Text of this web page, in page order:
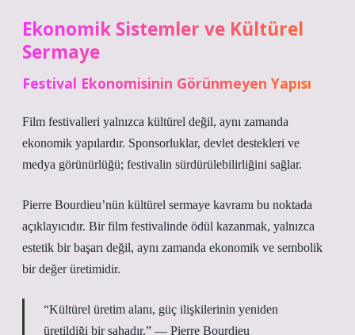
Ekonomik Sistemler ve Kültürel
Sermaye
Festival Ekonomisinin Görünmeyen Yapısı
Film festivalleri yalnızca kültürel değil, aynı zamanda
ekonomik yapılardır. Sponsorluklar, devlet destekleri ve
medya görünürlüğü; festivalin sürdürülebilirliğini sağlar.
Pierre Bourdieu’nün kültürel sermaye kavramı bu noktada
açıklayıcıdır. Bir film festivalinde ödül kazanmak, yalnızca
estetik bir başarı değil, aynı zamanda ekonomik ve sembolik
bir değer üretimidir.
“Kültürel üretim alanı, güç ilişkilerinin yeniden
üretildiği bir sahadır.” — Pierre Bourdieu